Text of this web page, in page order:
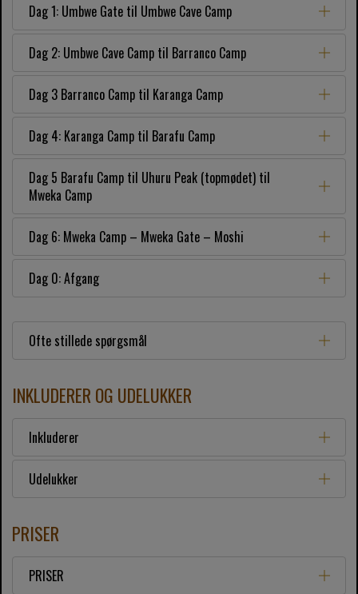
Dag 1: Umbwe Gate til Umbwe Cave Camp
Dag 2: Umbwe Cave Camp til Barranco Camp
Dag 3 Barranco Camp til Karanga Camp
Dag 4: Karanga Camp til Barafu Camp
Dag 5 Barafu Camp til Uhuru Peak (topmødet) til
Mweka Camp
Dag 6: Mweka Camp – Mweka Gate – Moshi
Dag 0: Afgang
Ofte stillede spørgsmål
INKLUDERER OG UDELUKKER
Inkluderer
Udelukker
PRISER
PRISER